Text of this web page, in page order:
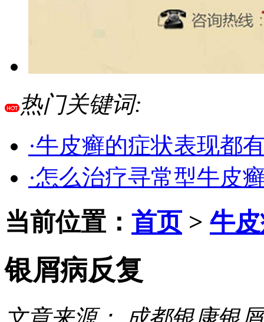
热门关键词:
·牛皮癣的症状表现都
·怎么治疗寻常型牛皮
当前位置： 首页> 牛
银屑病反复